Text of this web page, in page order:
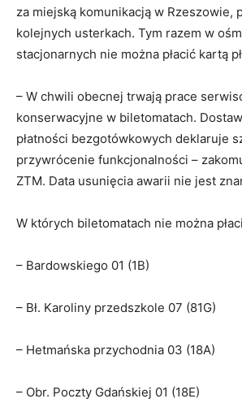
za miejską komunikacją w Rzeszowie,
kolejnych usterkach. Tym razem w
stacjonarnych nie można płacić kartą
– W chwili obecnej trwają prace
konserwacyjne w biletomatach.
płatności bezgotówkowych deklaruje
przywrócenie funkcjonalności –
ZTM. Data usunięcia awarii nie jest
W których biletomatach nie można
– Bardowskiego 01 (1B)
– Bł. Karoliny przedszkole 07 (81G)
– Hetmańska przychodnia 03 (18A)
– Obr. Poczty Gdańskiej 01 (18E)